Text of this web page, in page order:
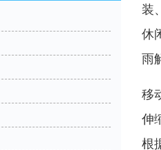
装
休
雨
移
伸
根